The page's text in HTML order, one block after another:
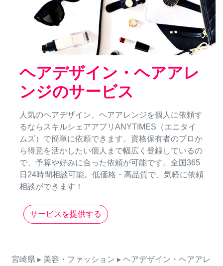
ヘアデザイン・ヘアアレ
ンジのサービス
人気のヘアデザイン、ヘアアレンジを個人に依頼す
るならスキルシェアアプリANYTIMES（エニタイ
ムズ）で簡単に依頼できます。資格保有者のプロか
ら得意を活かしたい個人まで幅広く登録しているの
で、予算や好みに合った依頼が可能です。全国365
日24時間相談可能。低価格・高品質で、気軽に依頼
相談ができます！
サービスを提供する
宮崎県 ▸ 美容・ファッション ▸ ヘアデザイン・ヘアアレ